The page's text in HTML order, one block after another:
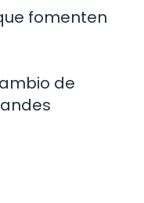
fomenten
de